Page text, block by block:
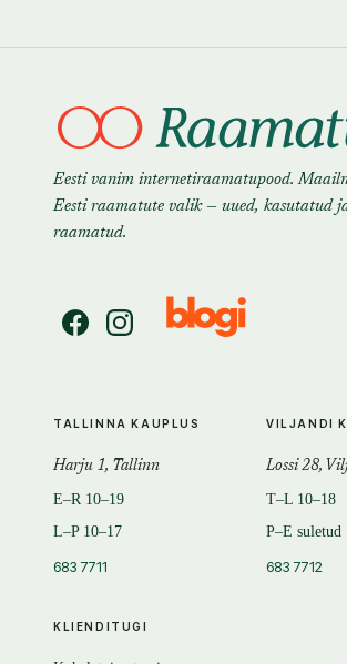
Eesti vanim internetiraamatupood.
Eesti raamatute valik — uued, kasutatud
raamatud.
KLIENDITUGI
TALLINNA KAUPLUS
Harju 1, Tallinn
E–R 10–19
L–P 10–17
683 7711
VILJANDI
Lossi 28,
T–L 10–18
P–E suletud
683 7712